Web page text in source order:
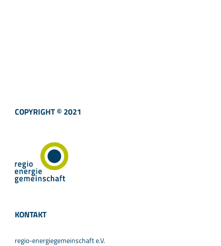
COPYRIGHT © 2021
KONTAKT
regio-energiegemeinschaft e.V.